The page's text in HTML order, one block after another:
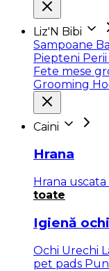
Liz'N Bibi
Sampoane
Piepteni Perii
Fete mese
Grooming
Caini
Hrana
Hrana uscata
toate
Igienă
Ochi Urechi
pet pads